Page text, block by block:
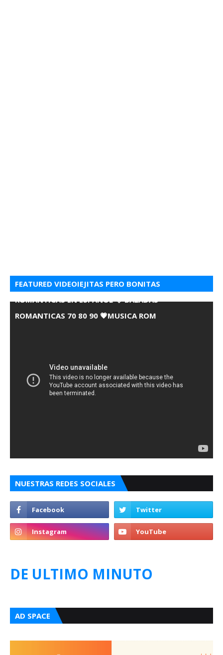
FEATURED VIDEOIEJITAS PERO BONITAS
ROMANTICAS EN ESPANOL 💘 BALADAS
ROMANTICAS 70 80 90 💗MUSICA ROM
NUESTRAS REDES SOCIALES
DE ULTIMO MINUTO
AD SPACE